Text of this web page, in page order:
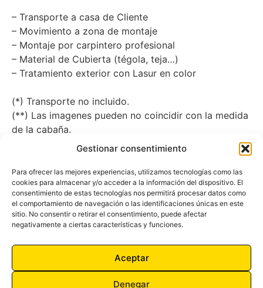
Gestionar consentimiento
Para ofrecer las mejores experiencias, utilizamos tecnologías como las
cookies para almacenar y/o acceder a la información del dispositivo. El
consentimiento de estas tecnologías nos permitirá procesar datos como
el comportamiento de navegación o las identificaciones únicas en este
sitio. No consentir o retirar el consentimiento, puede afectar
negativamente a ciertas características y funciones.
Aceptar
Denegar
– Transporte a casa de Cliente
– Movimiento a zona de montaje
– Montaje por carpintero profesional
– Material de Cubierta (tégola, teja…)
– Tratamiento exterior con Lasur en color
(*) Transporte no incluido.
(**) Las imagenes pueden no coincidir con la medida
de la cabaña.
Modelo Sally Modelo Roger
2026 – PERGOLAND CASAS DE MADERA Y TEJADOS LIGEROS,
S.L. Todos los derechos reservados
Política de privacidad y uso de cookies